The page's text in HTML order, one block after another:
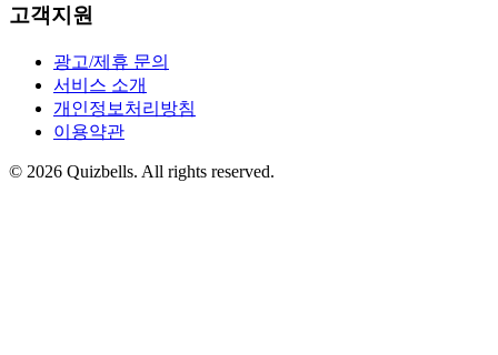
고객지원
광고/제휴 문의
서비스 소개
개인정보처리방침
이용약관
© 2026 Quizbells. All rights reserved.